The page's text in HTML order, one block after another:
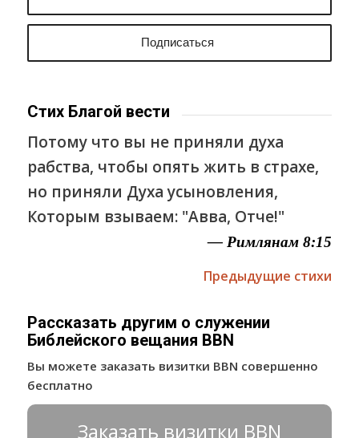
Стих Благой вести
Потому что вы не приняли духа
рабства, чтобы опять жить в страхе,
но приняли Духа усыновления,
Которым взываем: "Авва, Отче!"
— Римлянам 8:15
Предыдущие стихи
Рассказать другим о служении
Библейского вещания BBN
Вы можете заказать визитки BBN совершенно
бесплатно
Заказать визитки BBN